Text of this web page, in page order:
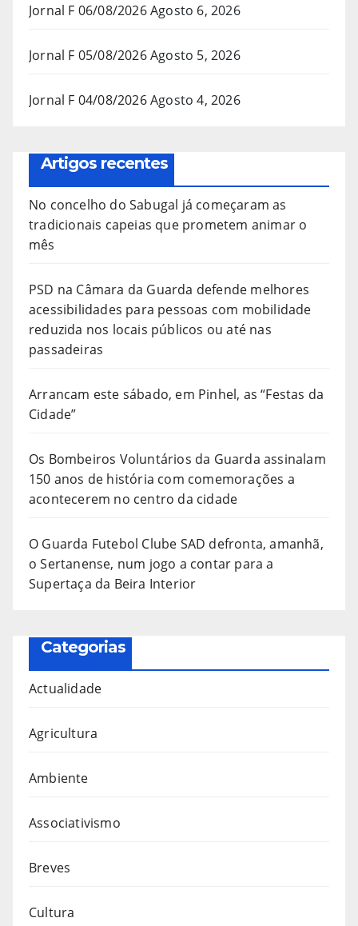
Jornal F 06/08/2026Agosto 6, 2026
Jornal F 05/08/2026Agosto 5, 2026
Jornal F 04/08/2026Agosto 4, 2026
Artigos recentes
No concelho do Sabugal já começaram as
tradicionais capeias que prometem animar o
mês
PSD na Câmara da Guarda defende melhores
acessibilidades para pessoas com mobilidade
reduzida nos locais públicos ou até nas
passadeiras
Arrancam este sábado, em Pinhel, as “Festas da
Cidade”
Os Bombeiros Voluntários da Guarda assinalam
150 anos de história com comemorações a
acontecerem no centro da cidade
O Guarda Futebol Clube SAD defronta, amanhã,
o Sertanense, num jogo a contar para a
Supertaça da Beira Interior
Categorias
Actualidade
Agricultura
Ambiente
Associativismo
Breves
Cultura